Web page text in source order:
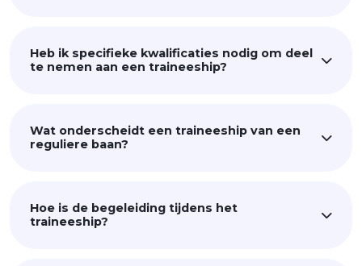
Heb ik specifieke kwalificaties nodig om deel
te nemen aan een traineeship?
Wat onderscheidt een traineeship van een
reguliere baan?
Hoe is de begeleiding tijdens het
traineeship?